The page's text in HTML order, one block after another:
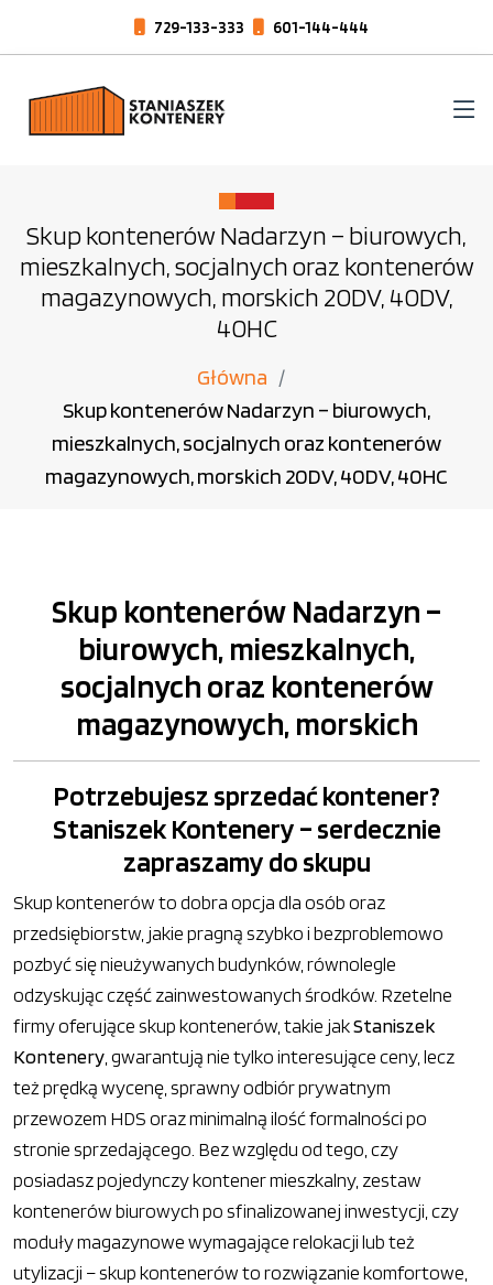
729-133-333 601-144-444
Skup kontenerów Nadarzyn – biurowych,
mieszkalnych, socjalnych oraz kontenerów
magazynowych, morskich 20DV, 40DV,
40HC
Główna
Skup kontenerów Nadarzyn – biurowych,
mieszkalnych, socjalnych oraz kontenerów
magazynowych, morskich 20DV, 40DV, 40HC
Skup kontenerów Nadarzyn –
biurowych, mieszkalnych,
socjalnych oraz kontenerów
magazynowych, morskich
Potrzebujesz sprzedać kontener?
Staniszek Kontenery – serdecznie
zapraszamy do skupu
Skup kontenerów to dobra opcja dla osób oraz
przedsiębiorstw, jakie pragną szybko i bezproblemowo
pozbyć się nieużywanych budynków, równolegle
odzyskując część zainwestowanych środków. Rzetelne
firmy oferujące skup kontenerów, takie jakStaniszek
Kontenery , gwarantują nie tylko interesujące ceny, lecz
też prędką wycenę, sprawny odbiór prywatnym
przewozem HDS oraz minimalną ilość formalności po
stronie sprzedającego. Bez względu od tego, czy
posiadasz pojedynczy kontener mieszkalny, zestaw
kontenerów biurowych po sfinalizowanej inwestycji, czy
moduły magazynowe wymagające relokacji lub też
utylizacji – skup kontenerów to rozwiązanie komfortowe,